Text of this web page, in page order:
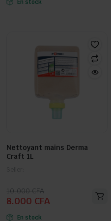
En stock
Nettoyant mains Derma
Craft 1L
10.000CFA
Le
prix
initial
8.000 CFA
Le
prix
actuel
En stock